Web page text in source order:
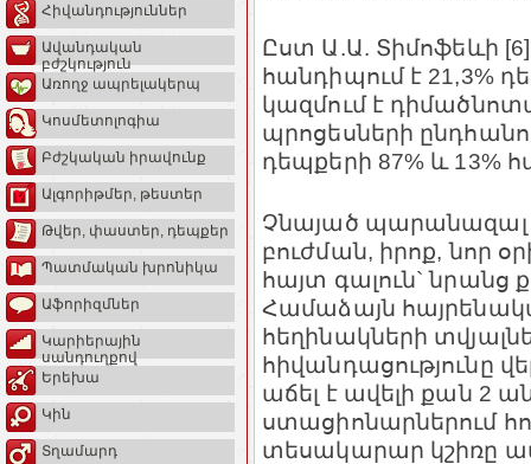
Հիվանդություններ
Ավանդական
բժշկություն
Առողջ ապրելակերպ
Կոսմետոլոգիա
Բժշկական իրավունք
Ալգորիթմեր, թեստեր
Թվեր, փաստեր, դեպքեր
Պատմական խրոնիկա
Աֆորիզմներ
Կարիերային
սանդուղքով
Երեխա
Կին
Տղամարդ
Ըստ Ա.Ա. Տիմոֆեևի
հանդիպում է 21,3%
կազմում է
պրոցեսների
դեպքերի 87% և
Չնայած պարանազալ
բուժման, իրոք, նոր
հայտ գալուն` նրանց
Համաձայն
հեղինակների
հիվանդացությունը
աճել է ավելի քան 2
ստացիոնարներում
տեսակարար կշիռը